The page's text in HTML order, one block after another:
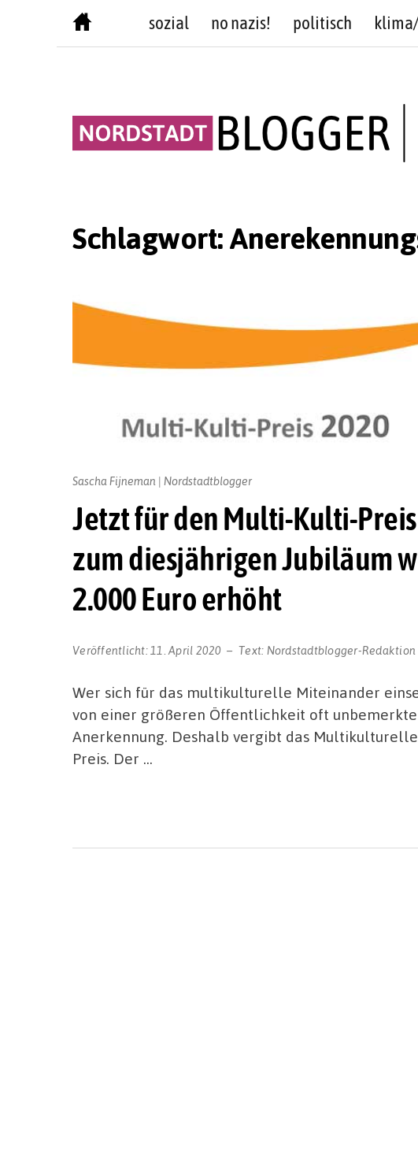
sozial no nazis! politisch
Schlagwort:
Jetzt für den Multi-Kulti-
zum diesjährigen Jubiläum
2.000 Euro erhöht
Veröffentlicht: 11. April 2020 Text: Nordstadtblogger-Redaktion
Sascha Fijneman | Nordstadtblogger
Wer sich für das multikulturelle Miteinander
von einer größeren Öffentlichkeit oft
Anerkennung. Deshalb vergibt das
Preis. Der …